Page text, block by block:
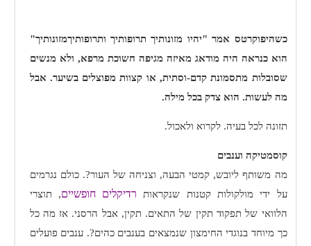
כשהיפוקרטס אמר "יהיו מזונותיך תרופותיך ותרופותיךמזונותיך"
הוא כנראה היה מודאג מאיזה מגיפה חשוכת מרפא, ולא מנשים
שסובלות מתסמונת קדם-וסתית, או קצוות מפוצלים בשיער. אבל
מה לעשות. הוא צדק בכל מילה.
תזונה לכל בעיה. לקרוא ולאכול.
קוסמטיקה וענבים
מה משותף ליובש, קמטי הבעה, וצניחה של העור?. כולם נגרמים
על ידי מולקולות קטנות שנקראות רדיקלים חופשיים, תוצרי
הלוואי של תפקוד תקין של התאים. תקין, אבל הרסני. אז מה כל
כך מיוחד בנוגדי החימצון שנמצאים בענבים כהים?. ענבים פועלים